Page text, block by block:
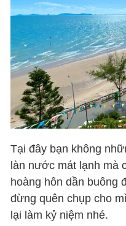
Tại đây bạn không
làn nước mát lạnh mà
hoàng hôn dần buông
đừng quên chụp cho
lại làm kỷ niệm nhé.